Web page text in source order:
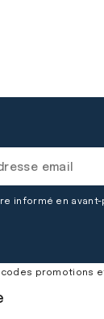
informé en
promotions